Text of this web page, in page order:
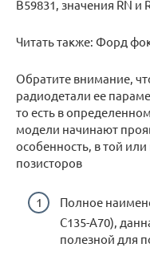
B59831, значения RN
Читать также: Форд
Обратите внимание,
радиодетали ее
то есть в
модели начинают
особенность, в той
позисторов
Полное
C135-A70),
полезной для